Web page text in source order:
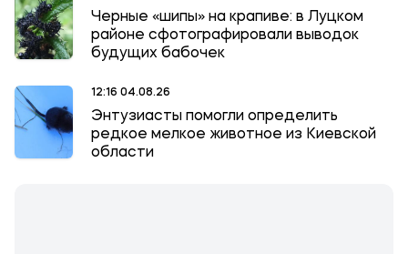
Черные «шипы» на крапиве: в Луцком
районе сфотографировали выводок
будущих бабочек
12:16 04.08.26
Энтузиасты помогли определить
редкое мелкое животное из Киевской
области